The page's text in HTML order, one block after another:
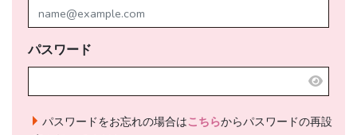
パスワード
パスワードをお忘れの場合はこちらからパスワードの再設